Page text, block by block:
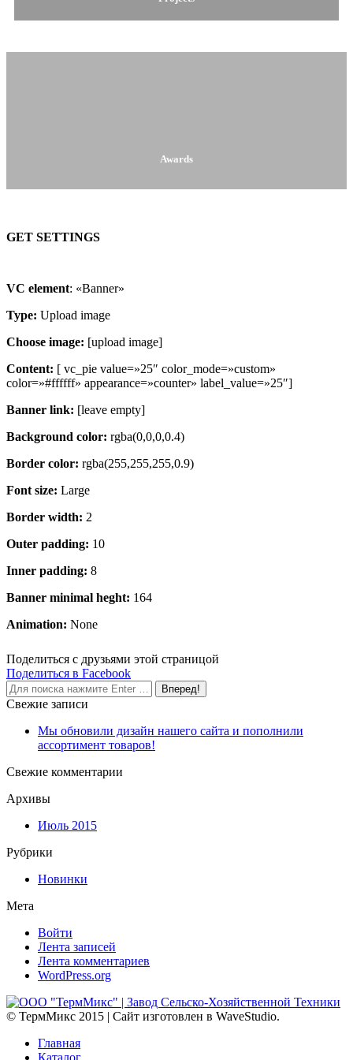
Awards
GET SETTINGS
VC element: «Banner»
Type: Upload image
Choose image: [upload image]
Content: [ vc_pie value=»25″ color_mode=»custom»
color=»#ffffff» appearance=»counter» label_value=»25″]
Banner link: [leave empty]
Background color: rgba(0,0,0,0.4)
Border color: rgba(255,255,255,0.9)
Font size: Large
Border width: 2
Outer padding: 10
Inner padding: 8
Banner minimal heght: 164
Animation: None
Поделиться с друзьями этой страницой
Поделиться в FacebookПоделиться
в
Facebook
Поиск:
Свежие записи
Мы обновили дизайн нашего сайта и пополнили
ассортимент товаров!
Свежие комментарии
Архивы
Июль 2015
Рубрики
Новинки
Мета
Войти
Лента записей
Лента комментариев
WordPress.org
© ТермМикс 2015 | Сайт изготовлен в WaveStudio.
Главная
Каталог